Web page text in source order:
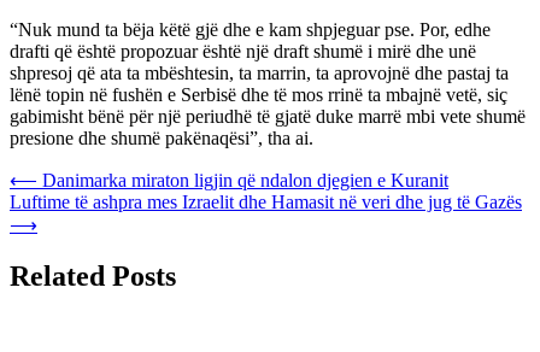
“Nuk mund ta bëja këtë gjë dhe e kam shpjeguar pse. Por, edhe
drafti që është propozuar është një draft shumë i mirë dhe unë
shpresoj që ata ta mbështesin, ta marrin, ta aprovojnë dhe pastaj ta
lënë topin në fushën e Serbisë dhe të mos rrinë ta mbajnë vetë, siç
gabimisht bënë për një periudhë të gjatë duke marrë mbi vete shumë
presione dhe shumë pakënaqësi”, tha ai.
Post
navigation
⟵ Danimarka miraton ligjin që ndalon djegien e Kuranit
Luftime të ashpra mes Izraelit dhe Hamasit në veri dhe jug të Gazës
⟶
Related Posts